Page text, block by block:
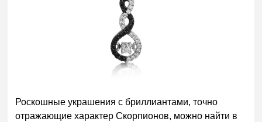
Роскошные украшения с бриллиантами, точно
отражающие характер Скорпионов, можно найти в